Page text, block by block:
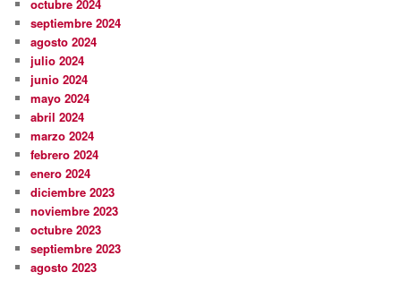
octubre 2024
septiembre 2024
agosto 2024
julio 2024
junio 2024
mayo 2024
abril 2024
marzo 2024
febrero 2024
enero 2024
diciembre 2023
noviembre 2023
octubre 2023
septiembre 2023
agosto 2023